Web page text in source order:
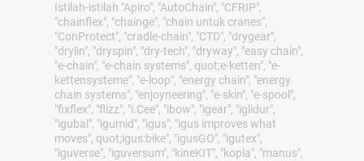
Istilah-istilah "Apiro", "AutoChain", "CFRIP",
"chainflex", "chainge", "chain untuk cranes",
"ConProtect", "cradle-chain", "CTD", "drygear",
"drylin", "dryspin", "dry-tech", "dryway", "easy chain",
"e-chain", "e-chain systems", quot;e-ketten", "e-
kettensysteme", "e-loop", "energy chain", "energy
chain systems", "enjoyneering", "e-skin", "e-spool",
"fixflex", "flizz", "i.Cee", "ibow", "igear", "iglidur",
"igubal", "igumid", "igus", "igus improves what
moves", quot;igus:bike", "igusGO", "igutex",
"iguverse", "iguversum", "kineKIT", "kopla", "manus",